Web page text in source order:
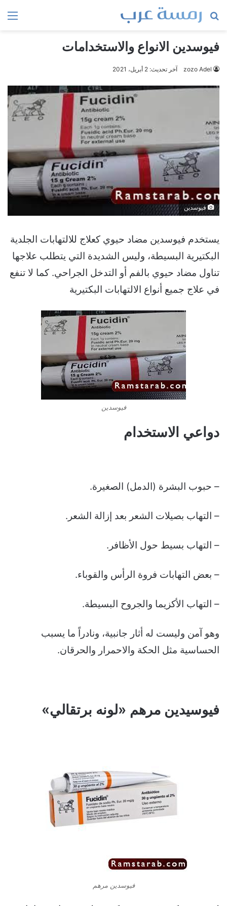
بحث
فيوسدين الانواع والاستخدامات
zozo Adel آخر تحديث: 2 أبريل، 2021
فيوسدين
يستخدم فيوسدين مضاد حيوي كعلاج للالتهابات الجلدية
البكتيرية البسيطة، وليس الشديدة التي يتطلب علاجها
تناول مضاد حيوي بالفم أو التدخل الجراحي. كما لا تنفع
في علاج جميع أنواع الالتهابات البكتيرية
فيوسدين
دواعي الاستخدام
– حبوب البشرة (الدمل) الصغيرة.
– التهاب بصيلات الشعر بعد إزالة الشعر.
– التهاب بسيط حول الأظافر.
– بعض التهابات فروة الرأس والقوباء.
– التهاب الأكزيما والجروح البسيطة.
وهو آمن وليست له أثار جانبية، ونادراً ما يسبب
الحساسية مثل الحكة والاحمرار والحرقان.
فيوسيدين مرهم «لونه برتقالي»
فيوسدين مرهم